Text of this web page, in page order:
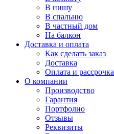
В нишу
В спальню
В частный дом
На балкон
Доставка и оплата
Как сделать заказ
Доставка
Оплата и рассрочка
О компании
Производство
Гарантия
Портфолио
Отзывы
Реквизиты